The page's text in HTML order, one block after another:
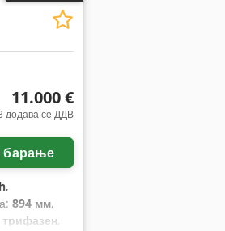
11.000 €
додава се ДДВ
барање
,
894 мм,
трифазен,